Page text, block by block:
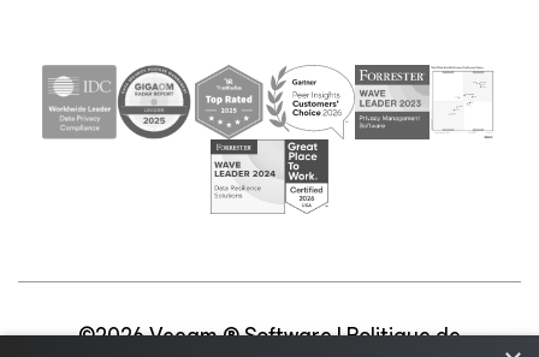
©2026 Veeam ® Software |Politique de